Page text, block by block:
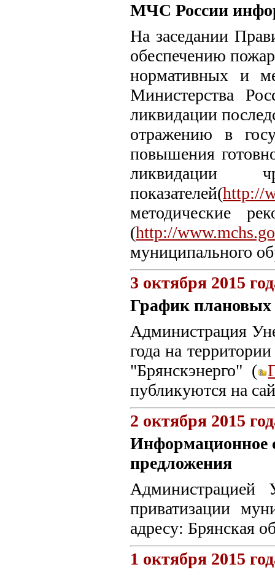
МЧС России
На заседании
обеспечению
нормативных и
Министерства
ликвидации
отражению в
повышения
ликвидации
показателей(http://
методические
(http://
муниципального
3 октября 2015
График плановых
Администрация
года на
"Брянскэнерго" (
публикуются на
2 октября 2015
Информационное
предложения
Администрацией
приватизации
адресу: Брянская
1 октября 2015